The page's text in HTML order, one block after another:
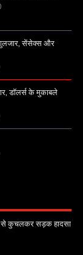
सेंसेक्स और
डॉलर्स के मुकाबले
से कुचलकर सड़क हादसा